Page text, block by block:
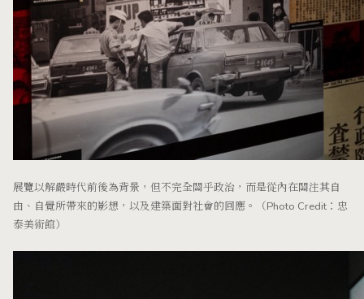
展覽以解嚴時代前後為背景，但不完全關乎政治，而是從內在關注其自
由、自覺所帶來的影想，以及建築面對社會的回應。（Photo Credit：忠
泰美術館）